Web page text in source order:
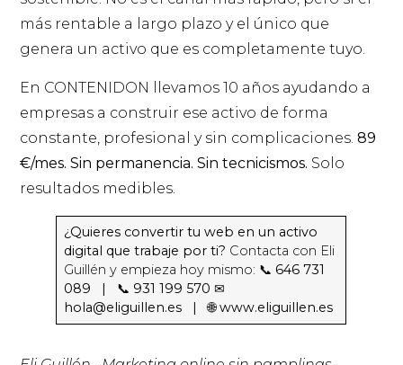
más rentable a largo plazo y el único que
genera un activo que es completamente tuyo.
En CONTENIDON llevamos 10 años ayudando a
empresas a construir ese activo de forma
constante, profesional y sin complicaciones.89
€/mes. Sin permanencia. Sin tecnicismos. Solo
resultados medibles.
¿Quieres convertir tu web en un activo
digital que trabaje por ti? Contacta con Eli
Guillén y empieza hoy mismo: 📞 646 731
089 | 📞 931 199 570 ✉
hola@eliguillen.es | 🌐 www.eliguillen.es